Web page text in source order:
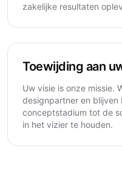
zakelijke resultaten
Toewijding aan
Uw visie is onze missie.
designpartner en
conceptstadium tot de
in het vizier te houden.